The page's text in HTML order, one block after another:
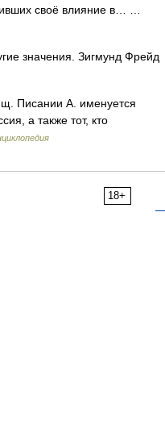
своё влияние в… …
значения. Зигмунд Фрейд
Писании А. именуется
а также тот, кто
18+